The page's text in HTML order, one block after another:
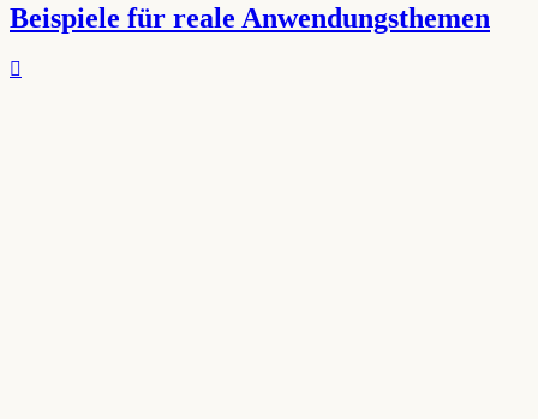
Beispiele für reale Anwendungsthemen